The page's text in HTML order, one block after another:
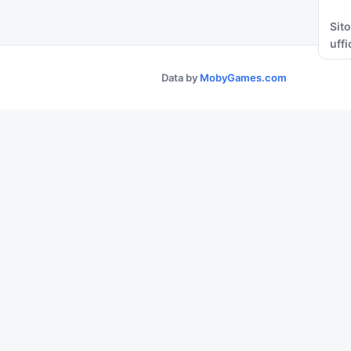
Sito
Data by MobyGames.com